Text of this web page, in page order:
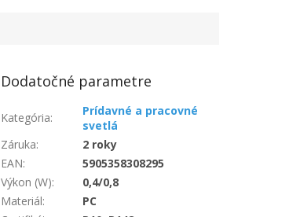
Dodatočné parametre
Kategória:
Prídavné a pracovné
svetlá
Záruka:
2 roky
EAN:
5905358308295
Výkon (W):
0,4/0,8
Materiál:
PC